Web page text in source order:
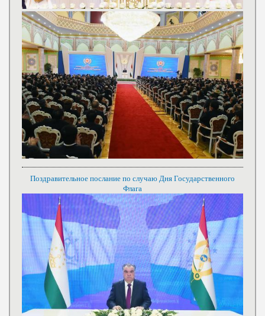
Поздравительное послание по случаю Дня Государственного
Флага